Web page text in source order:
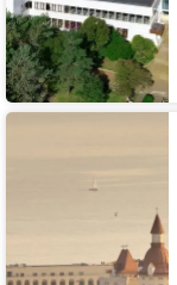
Отель-